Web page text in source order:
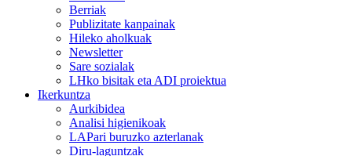
Berriak
Publizitate kanpainak
Hileko aholkuak
Newsletter
Sare sozialak
LHko bisitak eta ADI proiektua
Ikerkuntza
Aurkibidea
Analisi higienikoak
LAPari buruzko azterlanak
Diru-laguntzak